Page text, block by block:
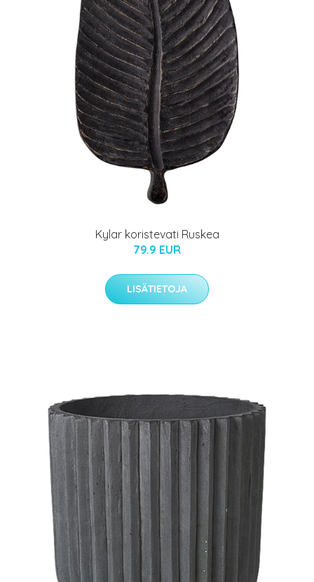
Kylar koristevati Ruskea
79.9 EUR
LISÄTIETOJA